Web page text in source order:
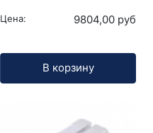
Цена: 9804,00 руб
В корзину